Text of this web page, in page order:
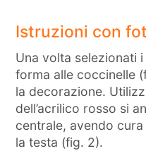
Istruzioni con
Una volta selezionati
forma alle coccinelle
la decorazione.
dell’acrilico rosso si
centrale, avendo
la testa (fig. 2).